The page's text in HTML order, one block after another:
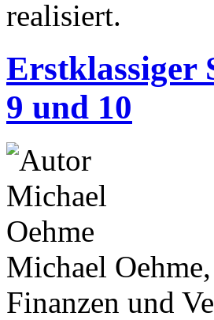
realisiert.
Erstklassiger
9 und 10
Michael
Finanzen und